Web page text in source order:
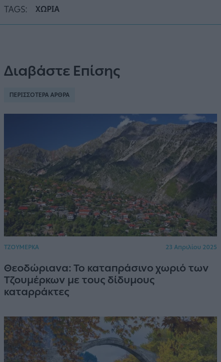
TAGS: ΧΩΡΙΑ
Διαβάστε Επίσης
ΠΕΡΙΣΣΟΤΕΡΑ ΑΡΘΡΑ
ΤΖΟΥΜΕΡΚΑ 23 Απριλίου 2025
Θεοδώριανα: Το καταπράσινο χωριό των
Τζουμέρκων με τους δίδυμους
καταρράκτες